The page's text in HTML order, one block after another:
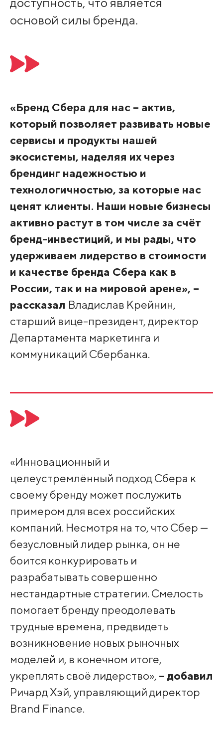
основой силы бренда.
«Бренд Сбера для нас – актив,
который позволяет развивать новые
сервисы и продукты нашей
экосистемы, наделяя их через
брендинг надежностью и
технологичностью, за которые нас
ценят клиенты. Наши новые бизнесы
активно растут в том числе за счёт
бренд-инвестиций, и мы рады, что
удерживаем лидерство в стоимости
и качестве бренда Сбера как в
России, так и на мировой арене», –
рассказал Владислав Крейнин,
старший вице-президент, директор
Департамента маркетинга и
коммуникаций Сбербанка.
«Инновационный и
целеустремлённый подход Сбера к
своему бренду может послужить
примером для всех российских
компаний. Несмотря на то, что Сбер —
безусловный лидер рынка, он не
боится конкурировать и
разрабатывать совершенно
нестандартные стратегии. Смелость
помогает бренду преодолевать
трудные времена, предвидеть
возникновение новых рыночных
моделей и, в конечном итоге,
укреплять своё лидерство», – добавил
Ричард Хэй, управляющий директор
Brand Finance.